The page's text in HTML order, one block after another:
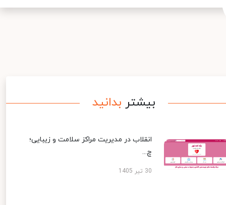
بیشتر بدانید
انقلاب در مدیریت مراکز سلامت و زیبایی؛
چ...
30 تیر 1405